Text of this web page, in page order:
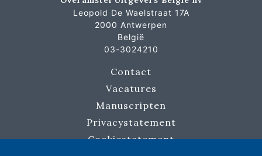
Leopold De Waelstraat 17A
2000 Antwerpen
België
03-3024210
Contact
Vacatures
Manuscripten
Privacystatement
Cookiestatement